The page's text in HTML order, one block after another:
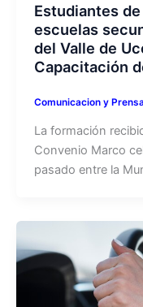
Estudiantes
escuelas
del Valle de
Capacitación
Comunicacion y
La formación
Convenio Marco
pasado entre la